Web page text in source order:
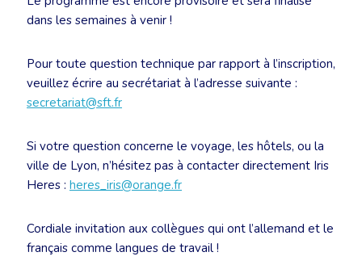
dans les semaines à venir !
Pour toute question technique par rapport à l’inscription,
veuillez écrire au secrétariat à l’adresse suivante :
secretariat@sft.fr
Si votre question concerne le voyage, les hôtels, ou la
ville de Lyon, n’hésitez pas à contacter directement Iris
Heres : heres_iris@orange.fr
Cordiale invitation aux collègues qui ont l’allemand et le
français comme langues de travail !